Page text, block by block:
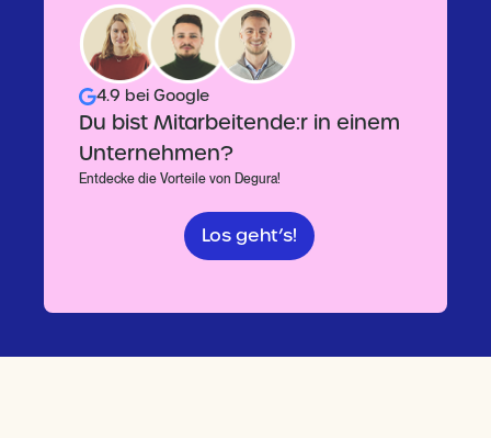
4.9 bei Google
Du bist Mitarbeitende:r in einem
Unternehmen?
Entdecke die Vorteile von Degura!
Los geht’s!